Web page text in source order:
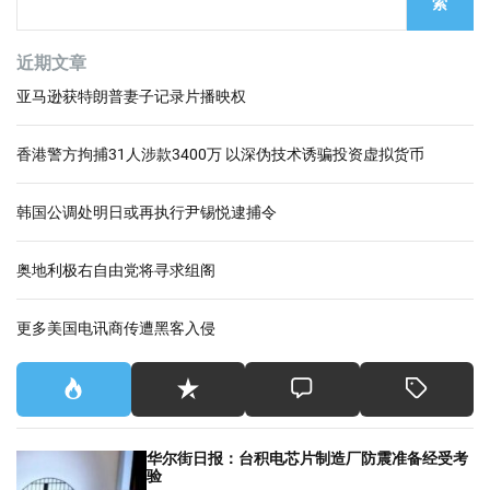
索
近期文章
亚马逊获特朗普妻子记录片播映权
香港警方拘捕31人涉款3400万 以深伪技术诱骗投资虚拟货币
韩国公调处明日或再执行尹锡悦逮捕令
奥地利极右自由党将寻求组阁
更多美国电讯商传遭黑客入侵
华尔街日报：台积电芯片制造厂防震准备经受考
验